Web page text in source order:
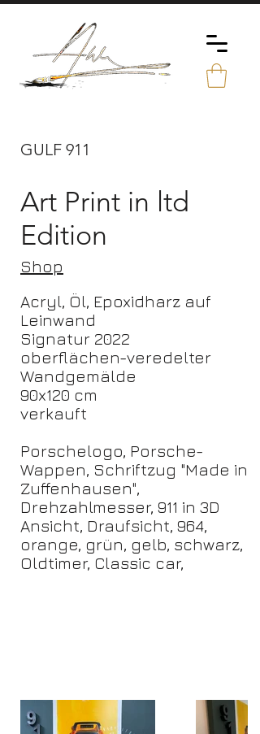
GULF 911
Art Print in ltd
Edition
Shop
Acryl, Öl, Epoxidharz auf
Leinwand
Signatur 2022
oberflächen-veredelter
Wandgemälde
90x120 cm
verkauft
Porschelogo, Porsche-
Wappen, Schriftzug "Made in
Zuffenhausen",
Drehzahlmesser, 911 in 3D
Ansicht, Draufsicht, 964,
orange, grün, gelb, schwarz,
Oldtimer, Classic car,